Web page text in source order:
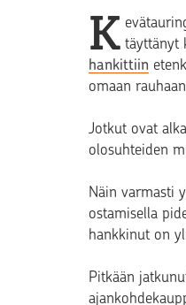
K täyttänyt
hankittiin
omaan
Jotkut ovat
olosuhteiden
Näin varmasti
ostamisella
hankkinut on
Pitkään